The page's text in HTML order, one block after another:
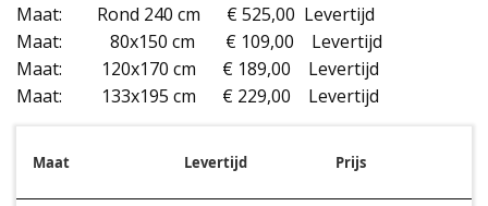
Maat: Rond 240 cm € 525,00 Levertijd
Maat:           80x150 cm       € 109,00 Levertijd
Maat:
Maat Levertijd Prijs